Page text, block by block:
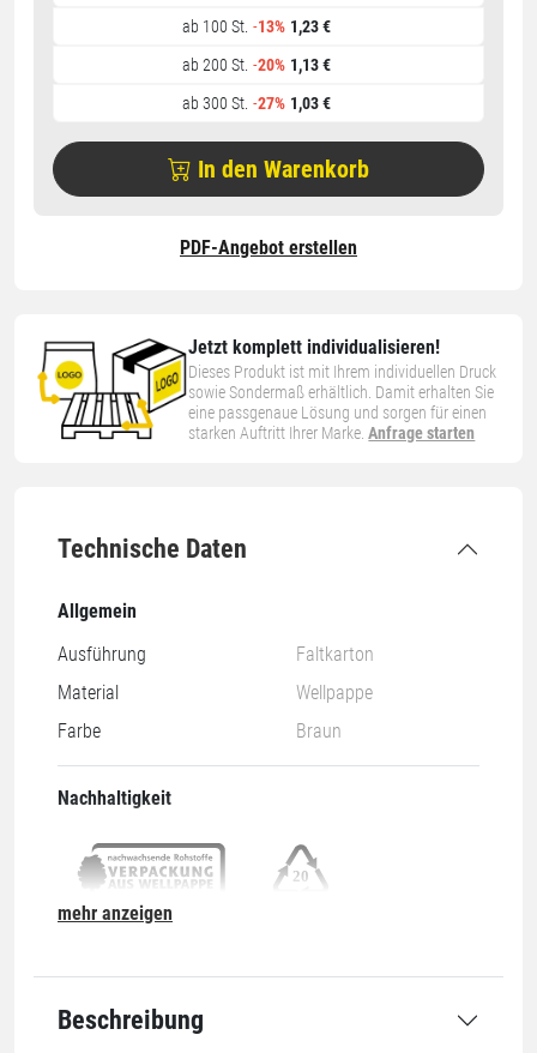
Jetzt komplett individualisieren!
Dieses Produkt ist mit Ihrem individuellen Druck
sowie Sondermaß erhältlich. Damit erhalten Sie
eine passgenaue Lösung und sorgen für einen
starken Auftritt Ihrer Marke.Anfrage starten
Technische Daten
Allgemein
Ausführung
Faltkarton
Material
Wellpappe
Farbe
Braun
Nachhaltigkeit
Abmessung
mehr anzeigen
Beschreibung
ab 100 St. -13% 1,23 €
ab 200 St. -20% 1,13 €
ab 300 St. -27% 1,03 €
In den Warenkorb
PDF-Angebot erstellen